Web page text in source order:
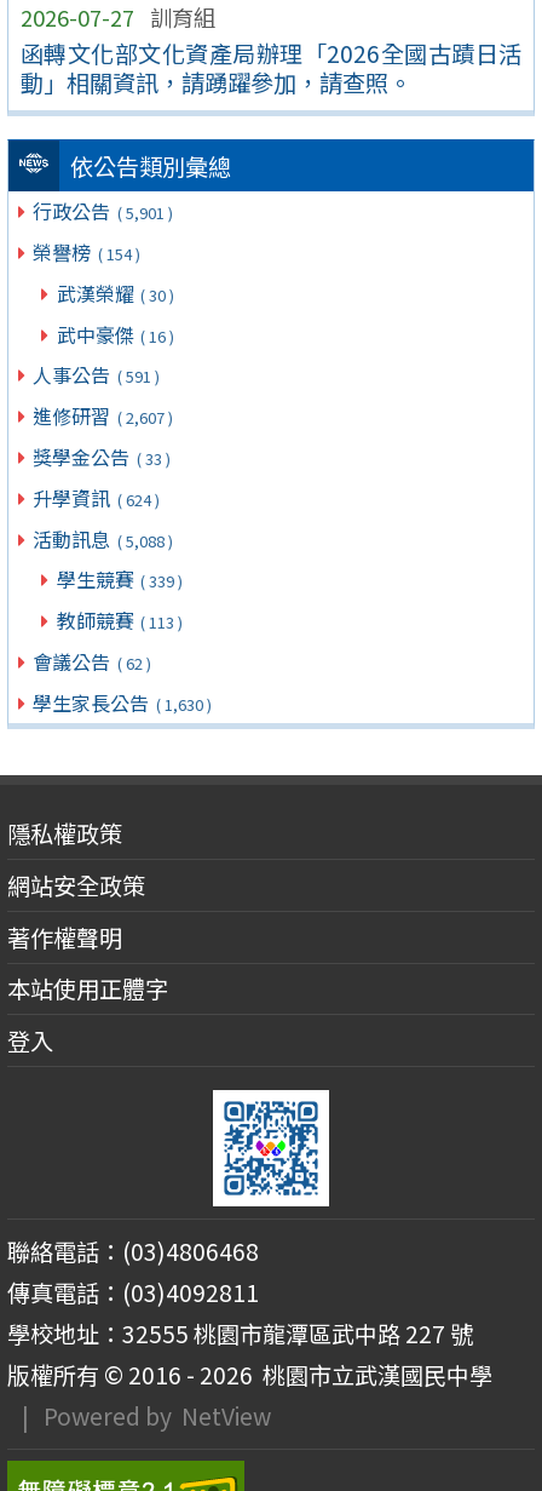
2026-07-27 訓育組
函轉文化部文化資產局辦理「2026全國古蹟日活
動」相關資訊，請踴躍參加，請查照。
依公告類別彙總
行政公告 ( 5,901 )
榮譽榜 ( 154 )
武漢榮耀 ( 30 )
武中豪傑 ( 16 )
人事公告 ( 591 )
進修研習 ( 2,607 )
獎學金公告 ( 33 )
升學資訊 ( 624 )
活動訊息 ( 5,088 )
學生競賽 ( 339 )
教師競賽 ( 113 )
會議公告 ( 62 )
學生家長公告 ( 1,630 )
隱私權政策
網站安全政策
著作權聲明
本站使用正體字
登入
聯絡電話：(03)4806468
傳真電話：(03)4092811
學校地址：32555 桃園市龍潭區武中路 227 號
版權所有 © 2016 - 2026 桃園市立武漢國民中學
| Powered by NetView